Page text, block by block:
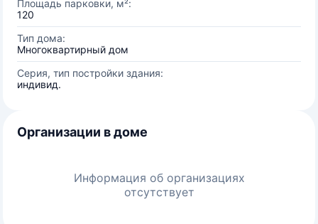
Площадь парковки, м²:
120
Тип дома:
Многоквартирный дом
Серия, тип постройки здания:
индивид.
Организации в доме
Информация об организациях
отсутствует